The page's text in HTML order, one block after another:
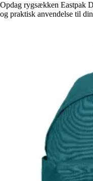
Opdag rygsækken Eastpak
og praktisk anvendelse til